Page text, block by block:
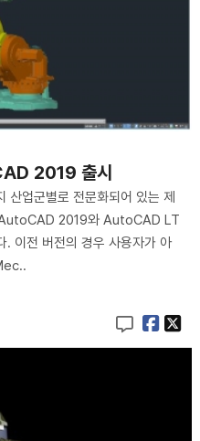
2019 출시
산업군별로 전문화되어 있는 제
AutoCAD 2019와 AutoCAD LT
. 이전 버전의 경우 사용자가 아